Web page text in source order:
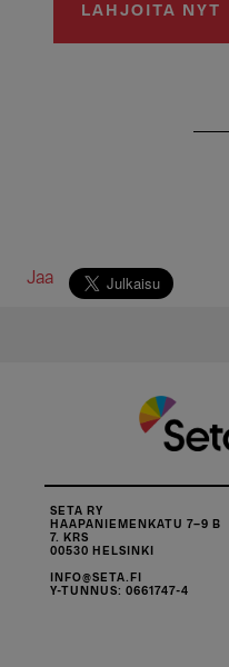
Jaa
SETA RY
HAAPANIEMENKATU 7–9 B
7. KRS
00530 HELSINKI
INFO@SETA.FI
Y-TUNNUS: 0661747-4